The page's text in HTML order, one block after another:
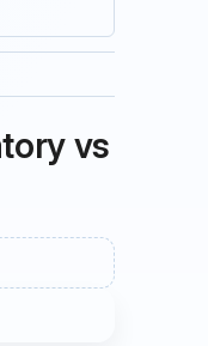
vs